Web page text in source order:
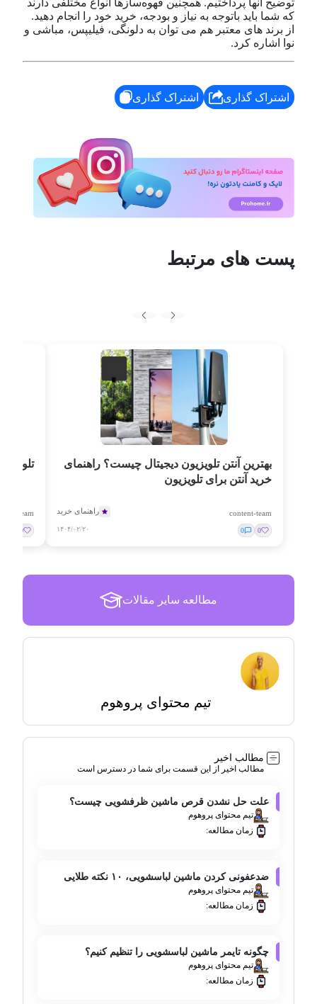
توضیح آنها پرداختیم. همچنین قهوه‌سازها انواع مختلفی دارند
که شما باید باتوجه به نیاز و بودجه، خرید خود را انجام دهید.
از برند های معتبر هم می توان به دلونگی، فیلیپس، مباشی و
نوا اشاره کرد.
اشتراک گذاری اشتراک گذاری
پست های مرتبط
بهترین آنتن تلویزیون دیجیتال چیست؟ راهنمای
خرید آنتن برای تلویزیون
content-team راهنمای خرید
0
0 ۱۴۰۴/۰۲/۲۰
team
0
مطالعه سایر مقالات
تیم محتوای پروهوم
مطالب اخیر
مطالب اخیر از این قسمت برای شما در دسترس است
علت حل نشدن قرص ماشین ظرفشویی چیست؟
تیم محتوای پروهوم
زمان مطالعه:
ضدعفونی کردن ماشین لباسشویی، ۱۰ نکته طلایی
تیم محتوای پروهوم
زمان مطالعه:
چگونه تایمر ماشین لباسشویی را تنظیم کنیم؟
تیم محتوای پروهوم
زمان مطالعه: